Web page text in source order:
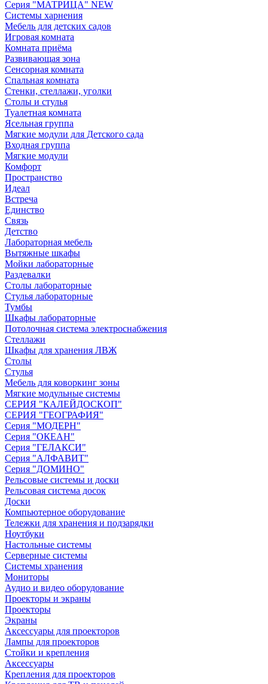
Серия "МАТРИЦА" NEW
Системы харнения
Мебель для детских садов
Игровая комната
Комната приёма
Развивающая зона
Сенсорная комната
Спальная комната
Стенки, стеллажи, уголки
Столы и стулья
Туалетная комната
Ясельная группа
Мягкие модули для Детского сада
Входная группа
Мягкие модули
Комфорт
Пространство
Идеал
Встреча
Единство
Связь
Детство
Лабораторная мебель
Вытяжные шкафы
Мойки лабораторные
Раздевалки
Столы лабораторные
Стулья лабораторные
Тумбы
Шкафы лабораторные
Потолочная система электроснабжения
Стеллажи
Шкафы для хранения ЛВЖ
Столы
Стулья
Мебель для коворкинг зоны
Мягкие модульные системы
СЕРИЯ "КАЛЕЙДОСКОП"
СЕРИЯ "ГЕОГРАФИЯ"
Серия "МОДЕРН"
Серия "ОКЕАН"
Серия "ГЕЛАКСИ"
Серия "АЛФАВИТ"
Серия "ДОМИНО"
Рельсовые системы и доски
Рельсовая система досок
Доски
Компьютерное оборудование
Тележки для хранения и подзарядки
Ноутбуки
Настольные системы
Серверные системы
Системы хранения
Мониторы
Аудио и видео оборудование
Проекторы и экраны
Проекторы
Экраны
Аксессуары для проекторов
Лампы для проекторов
Стойки и крепления
Аксессуары
Крепления для проекторов